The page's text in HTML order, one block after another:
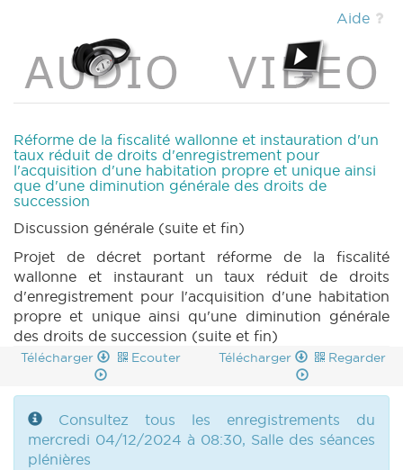
|
MOTION 99 N° 1 (2024-2025) (PDF)
|
MOTION 99 N° 2 (2024-2025) (PDF)
|
MOTION 100 N° 1 (2024-2025) (PDF)
|
MOTION 101 N° 1 (2024-2025) (PDF)
QA 7
(2024-2025) (PDF)
|QU 7 (2024-2025)
(PDF)
|COMMU 20241204 (2024-2025)
(PDF)
|CRI 7 (2024-2025) (PDF) |
Aide
Réforme de la fiscalité wallonne et instauration d'un
taux réduit de droits d'enregistrement pour
l'acquisition d'une habitation propre et unique ainsi
que d'une diminution générale des droits de
succession
Discussion générale (suite et fin)
Projet de décret portant réforme de la fiscalité
wallonne et instaurant un taux réduit de droits
d'enregistrement pour l'acquisition d'une habitation
propre et unique ainsi qu'une diminution générale
des droits de succession (suite et fin)
Télécharger Ecouter Télécharger Regarder
Consultez tous les enregistrements du
mercredi 04/12/2024 à 08:30, Salle des séances
plénières